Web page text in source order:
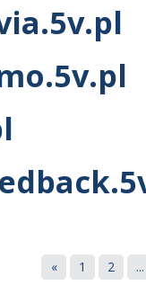
« 1 2 ...